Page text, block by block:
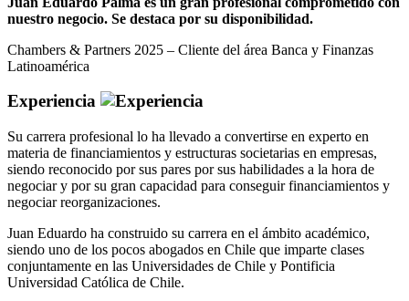
nuestro negocio. Se destaca por su disponibilidad.
Chambers & Partners 2025 – Cliente del área Banca y Finanzas
Latinoamérica
Experiencia
Su carrera profesional lo ha llevado a convertirse en experto en
materia de financiamientos y estructuras societarias en empresas,
siendo reconocido por sus pares por sus habilidades a la hora de
negociar y por su gran capacidad para conseguir financiamientos y
negociar reorganizaciones.
Juan Eduardo ha construido su carrera en el ámbito académico,
siendo uno de los pocos abogados en Chile que imparte clases
conjuntamente en las Universidades de Chile y Pontificia
Universidad Católica de Chile.